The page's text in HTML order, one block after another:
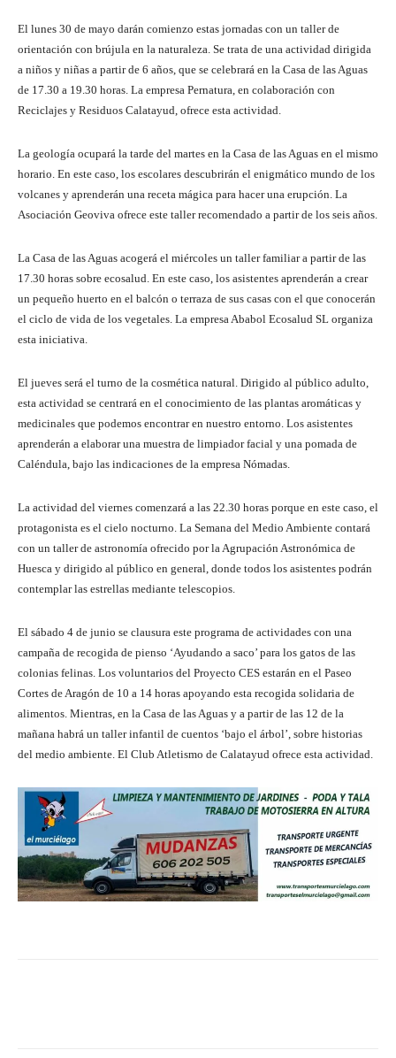
El lunes 30 de mayo darán comienzo estas jornadas con un taller de
orientación con brújula en la naturaleza. Se trata de una actividad dirigida
a niños y niñas a partir de 6 años, que se celebrará en la Casa de las Aguas
de 17.30 a 19.30 horas. La empresa Pernatura, en colaboración con
Reciclajes y Residuos Calatayud, ofrece esta actividad.
La geología ocupará la tarde del martes en la Casa de las Aguas en el mismo
horario. En este caso, los escolares descubrirán el enigmático mundo de los
volcanes y aprenderán una receta mágica para hacer una erupción. La
Asociación Geoviva ofrece este taller recomendado a partir de los seis años.
La Casa de las Aguas acogerá el miércoles un taller familiar a partir de las
17.30 horas sobre ecosalud. En este caso, los asistentes aprenderán a crear
un pequeño huerto en el balcón o terraza de sus casas con el que conocerán
el ciclo de vida de los vegetales. La empresa Ababol Ecosalud SL organiza
esta iniciativa.
El jueves será el turno de la cosmética natural. Dirigido al público adulto,
esta actividad se centrará en el conocimiento de las plantas aromáticas y
medicinales que podemos encontrar en nuestro entorno. Los asistentes
aprenderán a elaborar una muestra de limpiador facial y una pomada de
Caléndula, bajo las indicaciones de la empresa Nómadas.
La actividad del viernes comenzará a las 22.30 horas porque en este caso, el
protagonista es el cielo nocturno. La Semana del Medio Ambiente contará
con un taller de astronomía ofrecido por la Agrupación Astronómica de
Huesca y dirigido al público en general, donde todos los asistentes podrán
contemplar las estrellas mediante telescopios.
El sábado 4 de junio se clausura este programa de actividades con una
campaña de recogida de pienso ‘Ayudando a saco’ para los gatos de las
colonias felinas. Los voluntarios del Proyecto CES estarán en el Paseo
Cortes de Aragón de 10 a 14 horas apoyando esta recogida solidaria de
alimentos. Mientras, en la Casa de las Aguas y a partir de las 12 de la
mañana habrá un taller infantil de cuentos ‘bajo el árbol’, sobre historias
del medio ambiente. El Club Atletismo de Calatayud ofrece esta actividad.